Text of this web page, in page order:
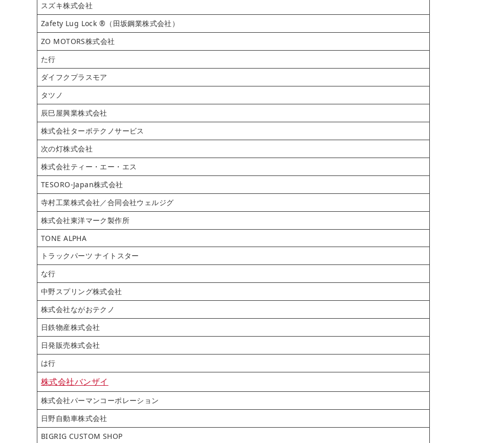
スズキ株式会社
Zafety Lug Lock ®（田坂鋼業株式会社）
ZO MOTORS株式会社
た行
ダイフクプラスモア
タツノ
辰巳屋興業株式会社
株式会社ターボテクノサービス
次の灯株式会社
株式会社ティー・エー・エス
TESORO-Japan株式会社
寺村工業株式会社／合同会社ウェルジグ
株式会社東洋マーク製作所
TONE ALPHA
トラックパーツ ナイトスター
な行
中野スプリング株式会社
株式会社ながおテクノ
日鉄物産株式会社
日発販売株式会社
は行
株式会社バンザイ
株式会社パーマンコーポレーション
日野自動車株式会社
BIGRIG CUSTOM SHOP